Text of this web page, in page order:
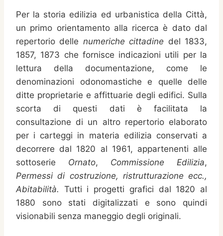
Per la storia edilizia ed urbanistica della Città,
un primo orientamento alla ricerca è dato dal
repertorio delle numeriche cittadine del 1833,
1857, 1873 che fornisce indicazioni utili per la
lettura della documentazione, come le
denominazioni odonomastiche e quelle delle
ditte proprietarie e affittuarie degli edifici. Sulla
scorta di questi dati è facilitata la
consultazione di un altro repertorio elaborato
per i carteggi in materia edilizia conservati a
decorrere dal 1820 al 1961, appartenenti alle
sottoserie Ornato, Commissione Edilizia,
Permessi di costruzione, ristrutturazione ecc.,
Abitabilità. Tutti i progetti grafici dal 1820 al
1880 sono stati digitalizzati e sono quindi
visionabili senza maneggio degli originali.